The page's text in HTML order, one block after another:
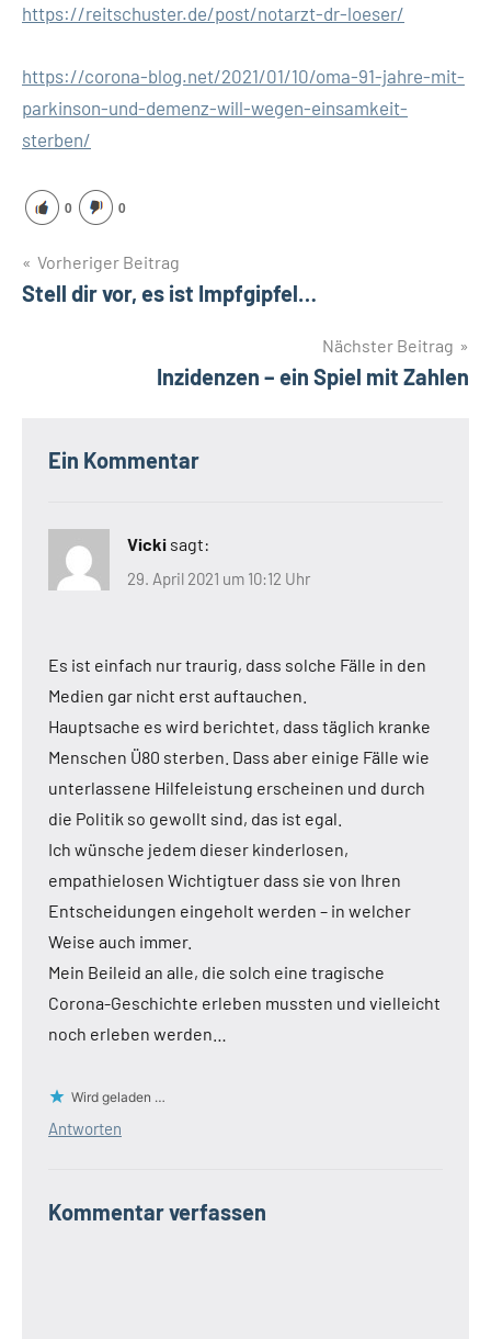
https://reitschuster.de/post/notarzt-dr-loeser/
https://corona-blog.net/2021/01/10/oma-91-jahre-mit-
parkinson-und-demenz-will-wegen-einsamkeit-
sterben/
0 0
Beitragsnavigation
Vorheriger Beitrag
Stell dir vor, es ist Impfgipfel…
Nächster Beitrag
Inzidenzen – ein Spiel mit Zahlen
Ein Kommentar
Vicki sagt:
29. April 2021 um 10:12 Uhr
Es ist einfach nur traurig, dass solche Fälle in den
Medien gar nicht erst auftauchen.
Hauptsache es wird berichtet, dass täglich kranke
Menschen Ü80 sterben. Dass aber einige Fälle wie
unterlassene Hilfeleistung erscheinen und durch
die Politik so gewollt sind, das ist egal.
Ich wünsche jedem dieser kinderlosen,
empathielosen Wichtigtuer dass sie von Ihren
Entscheidungen eingeholt werden – in welcher
Weise auch immer.
Mein Beileid an alle, die solch eine tragische
Corona-Geschichte erleben mussten und vielleicht
noch erleben werden…
Wird geladen …
Antworten
Kommentar verfassen